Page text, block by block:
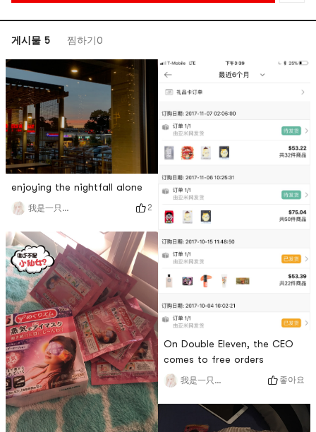
게시물 5 찜하기0
enjoying the nightfall alone
我是一只鱿鱼🐙 2
On Double Eleven, the CEO
comes to free orders
我是一只鱿鱼🐙 좋아요